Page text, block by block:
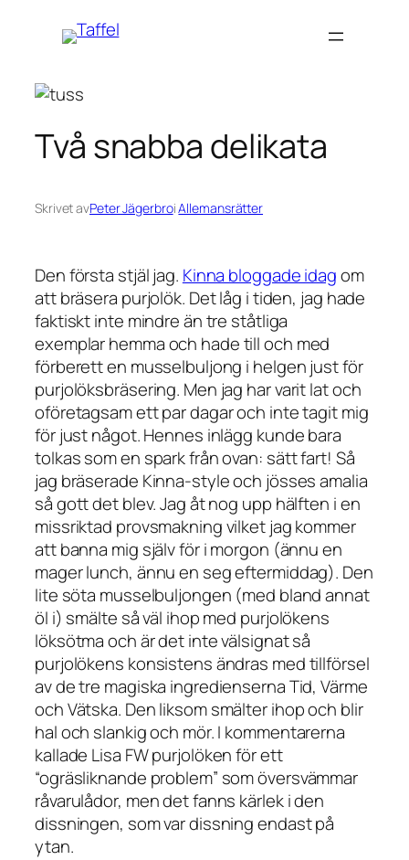
Två snabba delikata
Skrivet avPeter JägerbroiAllemansrätter
Den första stjäl jag. Kinna bloggade idagom
att bräsera purjolök. Det låg i tiden, jag hade
faktiskt inte mindre än tre ståtliga
exemplar hemma och hade till och med
förberett en musselbuljong i helgen just för
purjolöksbräsering. Men jag har varit lat och
oföretagsam ett par dagar och inte tagit mig
för just något. Hennes inlägg kunde bara
tolkas som en spark från ovan: sätt fart! Så
jag bräserade Kinna-style och jösses amalia
så gott det blev. Jag åt nog upp hälften i en
missriktad provsmakning vilket jag kommer
att banna mig själv för i morgon (ännu en
mager lunch, ännu en seg eftermiddag). Den
lite söta musselbuljongen (med bland annat
öl i) smälte så väl ihop med purjolökens
löksötma och är det inte välsignat så
purjolökens konsistens ändras med tillförsel
av de tre magiska ingredienserna Tid, Värme
och Vätska. Den liksom smälter ihop och blir
hal och slankig och mör. I kommentarerna
kallade Lisa FW purjolöken för ett
“ogräsliknande problem” som översvämmar
råvarulådor, men det fanns kärlek i den
dissningen, som var dissning endast på
ytan.